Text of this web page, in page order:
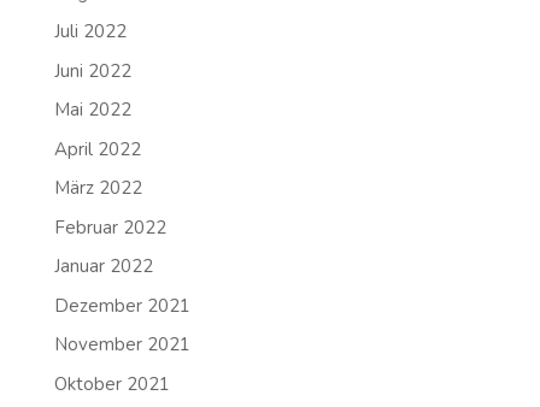
Juli 2022
Juni 2022
Mai 2022
April 2022
März 2022
Februar 2022
Januar 2022
Dezember 2021
November 2021
Oktober 2021